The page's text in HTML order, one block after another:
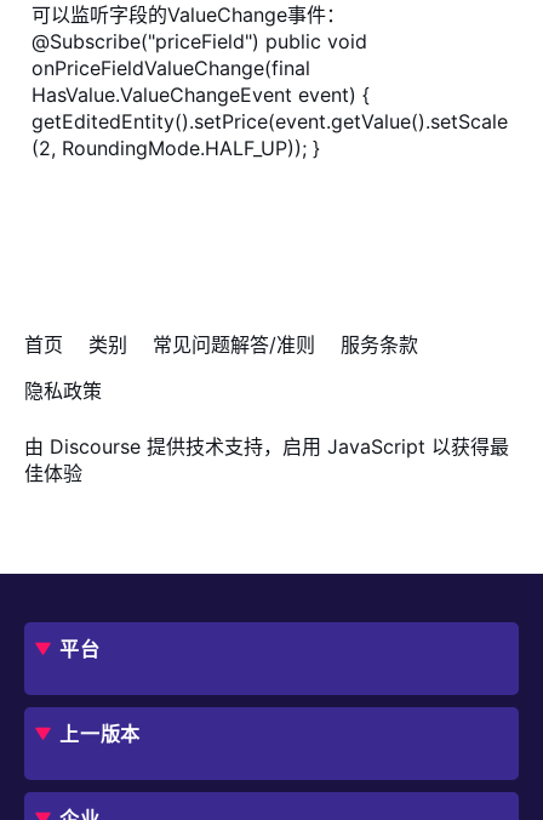
可以监听字段的ValueChange事件：
@Subscribe("priceField") public void
onPriceFieldValueChange(final
HasValue.ValueChangeEvent event) {
getEditedEntity().setPrice(event.getValue().setScale
(2, RoundingMode.HALF_UP)); }
首页 类别 常见问题解答/准则
服务条款
隐私政策
由 Discourse 提供技术支持，启用 JavaScript 以获得最
佳体验
平台
概述
框架
Studio
评估指南
Jmix 适合我的项目吗？
上一版本
CUBA 平台